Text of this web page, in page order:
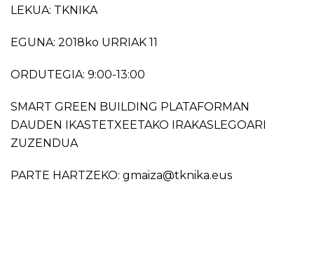
LEKUA: TKNIKA
EGUNA: 2018ko URRIAK 11
ORDUTEGIA: 9:00-13:00
SMART GREEN BUILDING PLATAFORMAN
DAUDEN IKASTETXEETAKO IRAKASLEGOARI
ZUZENDUA
PARTE HARTZEKO: gmaiza@tknika.eus